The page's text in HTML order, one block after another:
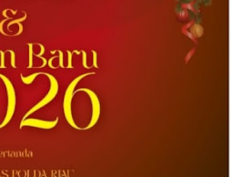
00:27:35| Source:
Mengapresiasi Mitra
Awards Tahunan